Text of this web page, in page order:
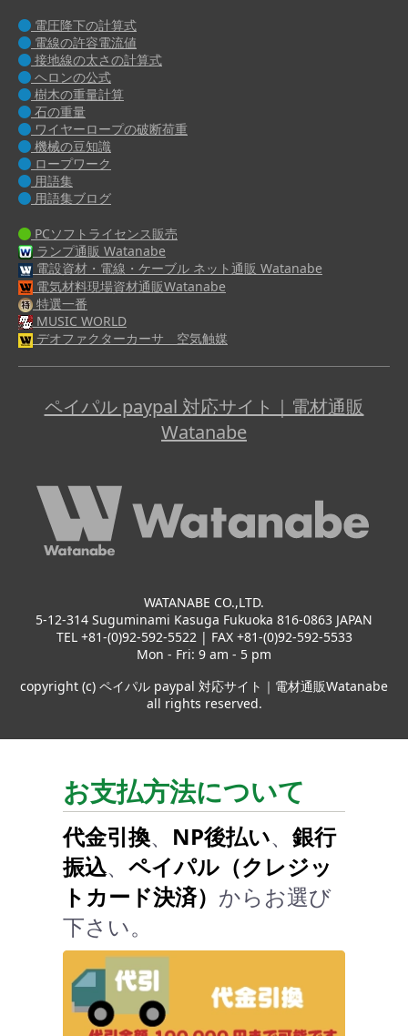
電圧降下の計算式
電線の許容電流値
接地線の太さの計算式
ヘロンの公式
樹木の重量計算
石の重量
ワイヤーロープの破断荷重
機械の豆知識
ロープワーク
用語集
用語集ブログ
PCソフトライセンス販売
ランプ通販 Watanabe
電設資材・電線・ケーブル ネット通販 Watanabe
電気材料現場資材通販Watanabe
特選一番
MUSIC WORLD
デオファクターカーサ 空気触媒
ペイパル paypal 対応サイト｜電材通販
Watanabe
WATANABE CO.,LTD.
5-12-314 Suguminami Kasuga Fukuoka 816-0863 JAPAN
TEL +81-(0)92-592-5522 | FAX +81-(0)92-592-5533
Mon - Fri: 9 am - 5 pm
copyright (c) ペイパル paypal 対応サイト｜電材通販Watanabe
all rights reserved.
お支払方法について
代金引換、 NP後払い、 銀行
振込、 ペイパル（クレジッ
トカード決済） からお選び
下さい。